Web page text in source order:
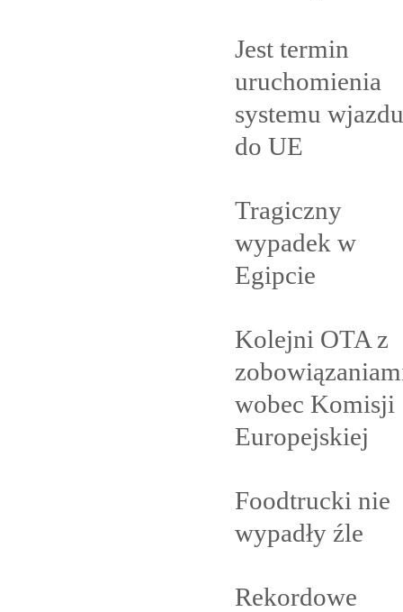
Jest termin
uruchomienia
systemu wjazdu
do UE
Tragiczny
wypadek w
Egipcie
Kolejni OTA z
wobec Komisji
Europejskiej
Foodtrucki nie
wypadły źle
Rekordowe